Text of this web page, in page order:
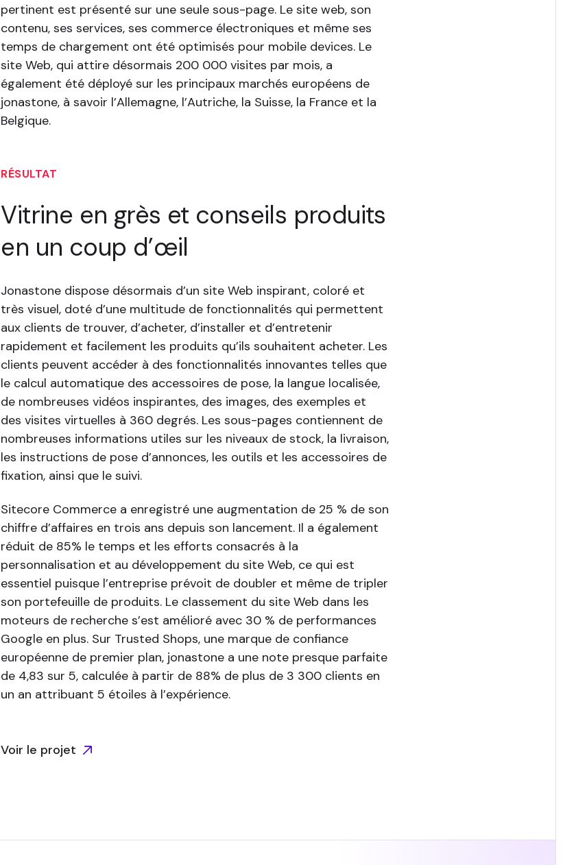
pertinent est présenté sur une seule sous-page. Le site web, son
contenu, ses services, ses commerce électroniques et même ses
temps de chargement ont été optimisés pour mobile devices. Le
site Web, qui attire désormais 200 000 visites par mois, a
également été déployé sur les principaux marchés européens de
jonastone, à savoir l’Allemagne, l’Autriche, la Suisse, la France et la
Belgique.
RÉSULTAT
Vitrine en grès et conseils produits
en un coup d’œil
Jonastone dispose désormais d’un site Web inspirant, coloré et
très visuel, doté d’une multitude de fonctionnalités qui permettent
aux clients de trouver, d’acheter, d’installer et d’entretenir
rapidement et facilement les produits qu’ils souhaitent acheter. Les
clients peuvent accéder à des fonctionnalités innovantes telles que
le calcul automatique des accessoires de pose, la langue localisée,
de nombreuses vidéos inspirantes, des images, des exemples et
des visites virtuelles à 360 degrés. Les sous-pages contiennent de
nombreuses informations utiles sur les niveaux de stock, la livraison,
les instructions de pose d’annonces, les outils et les accessoires de
fixation, ainsi que le suivi.
Sitecore Commerce a enregistré une augmentation de 25 % de son
chiffre d’affaires en trois ans depuis son lancement. Il a également
réduit de 85% le temps et les efforts consacrés à la
personnalisation et au développement du site Web, ce qui est
essentiel puisque l’entreprise prévoit de doubler et même de tripler
son portefeuille de produits. Le classement du site Web dans les
moteurs de recherche s’est amélioré avec 30 % de performances
Google en plus. Sur Trusted Shops, une marque de confiance
européenne de premier plan, jonastone a une note presque parfaite
de 4,83 sur 5, calculée à partir de 88% de plus de 3 300 clients en
un an attribuant 5 étoiles à l’expérience.
Voir le projet